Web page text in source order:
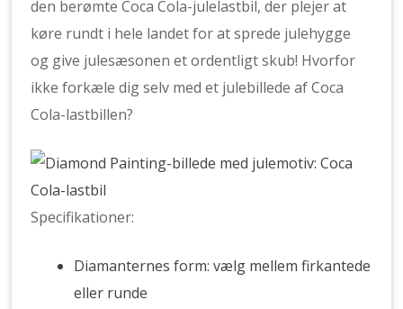
den berømte Coca Cola-julelastbil, der plejer at
køre rundt i hele landet for at sprede julehygge
og give julesæsonen et ordentligt skub! Hvorfor
ikke forkæle dig selv med et julebillede af Coca
Cola-lastbillen?
Specifikationer:
Diamanternes form: vælg mellem firkantede
eller runde